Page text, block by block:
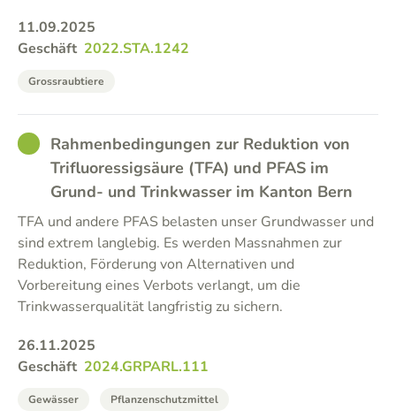
11.09.2025
Geschäft 2022.STA.1242
Grossraubtiere
GOODRahmenbedingungen zur Reduktion von
Trifluoressigsäure (TFA) und PFAS im
Grund- und Trinkwasser im Kanton Bern
TFA und andere PFAS belasten unser Grundwasser und
sind extrem langlebig. Es werden Massnahmen zur
Reduktion, Förderung von Alternativen und
Vorbereitung eines Verbots verlangt, um die
Trinkwasserqualität langfristig zu sichern.
26.11.2025
Geschäft 2024.GRPARL.111
Gewässer Pflanzenschutzmittel